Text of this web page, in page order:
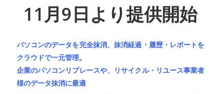
11月9日より提供開始
パソコンのデータを完全抹消、抹消経過・履歴・レポートを
クラウドで一元管理。
企業のパソコンリプレースや、リサイクル・リユース事業者
様のデータ抹消に最適